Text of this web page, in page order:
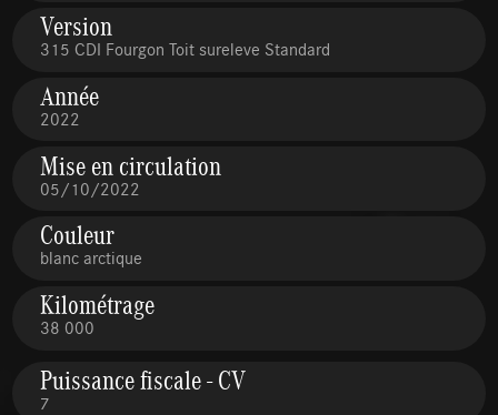
Version
315 CDI Fourgon Toit sureleve Standard
Année
2022
Mise en circulation
05/10/2022
Couleur
blanc arctique
Kilométrage
38 000
Puissance fiscale - CV
7